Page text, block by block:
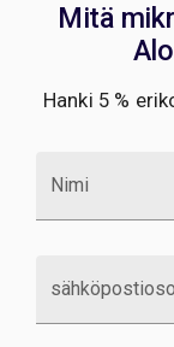
Mitä
Hanki 5 %
Nimi